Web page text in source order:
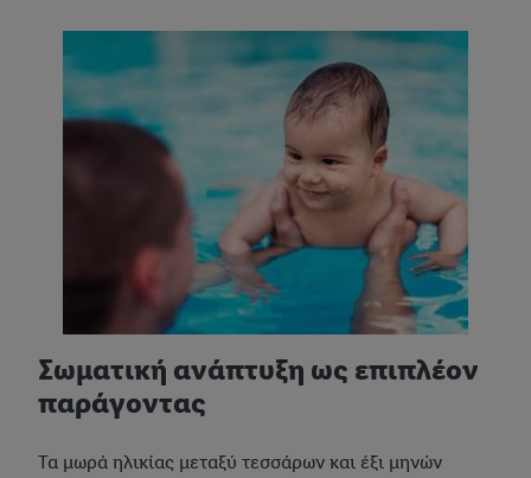
Σωματική ανάπτυξη ως επιπλέον
παράγοντας
Τα μωρά ηλικίας μεταξύ τεσσάρων και έξι μηνών
πολιτική απορρήτουμας.Μπορείτε να
βρείτε τα νομικά στοιχεία της εταιρείας μας εδώ.